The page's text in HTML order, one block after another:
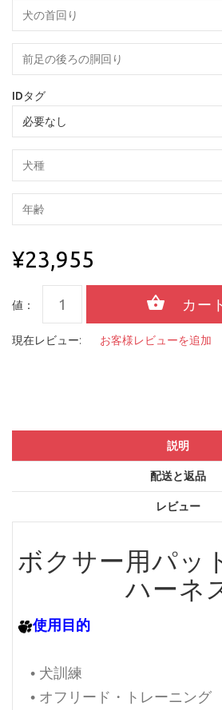
IDタグ
¥23,955
値：
現在レビュー: お客様レビューを追加
説明
配送と返品
レビュー
ボクサー用パッ
ハーネ
使用目的
• 犬訓練
• オフリード・トレーニング